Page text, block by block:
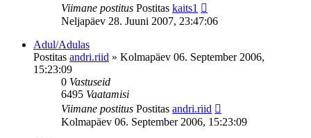
Viimane postitus Postitas kaits1
Neljapäev 28. Juuni 2007, 23:47:06
Adul/Adulas
Postitas andri.riid » Kolmapäev 06. September 2006,
15:23:09
0 Vastuseid
6495 Vaatamisi
Viimane postitus Postitas andri.riid
Kolmapäev 06. September 2006, 15:23:09